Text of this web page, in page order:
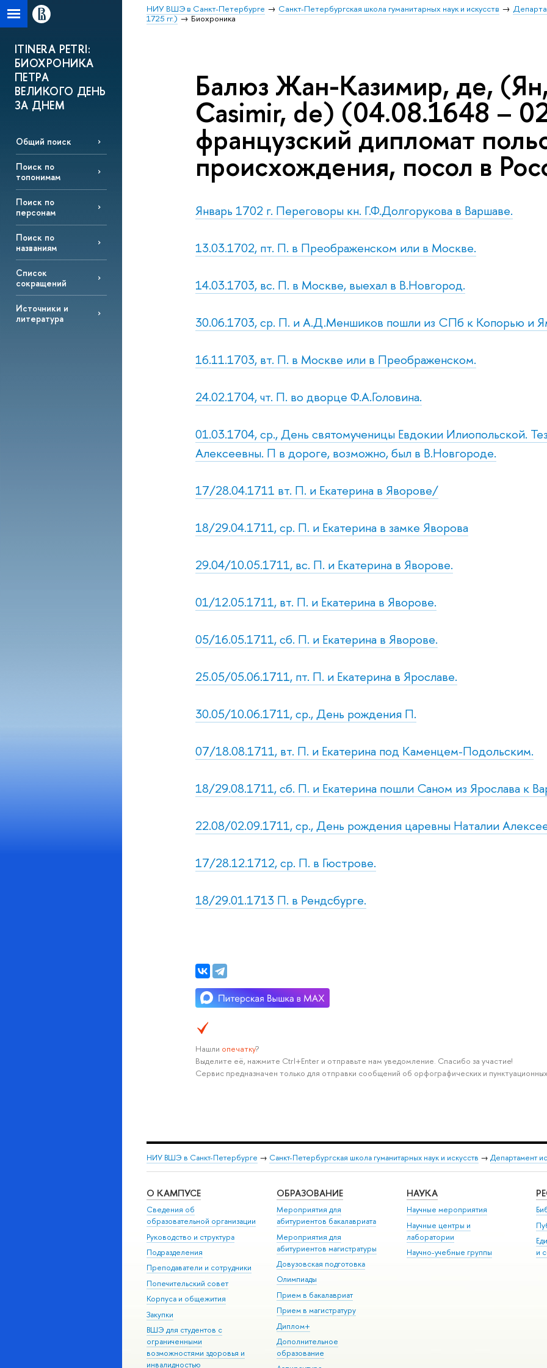
НИУ ВШЭ в Санкт-Петербурге Санкт-Петербургская школа гуманитарных наук и искусств
1725 гг.)
Биохроника
ITINERA PETRI:
БИОХРОНИКА
ПЕТРА
ВЕЛИКОГО ДЕНЬ
ЗА ДНЕМ
Общий поиск
Поиск по
топонимам
Поиск по
персонам
Поиск по
названиям
Список
сокращений
Источники и
литература
Балюз Жан-Казимир, де,
Casimir, de) (04.08.1648 –
французский дипломат
происхождения, посол в
Январь 1702 г. Переговоры кн. Г.Ф.Долгорукова в Варшаве.
13.03.1702, пт. П. в Преображенском или в Москве.
14.03.1703, вс. П. в Москве, выехал в В.Новгород.
30.06.1703, ср. П. и А.Д.Меншиков пошли из СПб к Копорью и
16.11.1703, вт. П. в Москве или в Преображенском.
24.02.1704, чт. П. во дворце Ф.А.Головина.
01.03.1704, ср., День святомученицы Евдокии Илиопольской.
Алексеевны. П в дороге, возможно, был в В.Новгороде.
17/28.04.1711 вт. П. и Екатерина в Яворове/
18/29.04.1711, ср. П. и Екатерина в замке Яворова
29.04/10.05.1711, вс. П. и Екатерина в Яворове.
01/12.05.1711, вт. П. и Екатерина в Яворове.
05/16.05.1711, сб. П. и Екатерина в Яворове.
25.05/05.06.1711, пт. П. и Екатерина в Ярославе.
30.05/10.06.1711, ср., День рождения П.
07/18.08.1711, вт. П. и Екатерина под Каменцем-Подольским.
18/29.08.1711, сб. П. и Екатерина пошли Саном из Ярослава к
22.08/02.09.1711, ср., День рождения царевны Наталии
17/28.12.1712, ср. П. в Гюстрове.
18/29.01.1713 П. в Рендсбурге.
Нашли опечатку?
Выделите её, нажмите Ctrl+Enter и отправьте нам уведомление. Спасибо за участие!
Сервис предназначен только для отправки сообщений об орфографических и
НИУ ВШЭ в Санкт-Петербурге → Санкт-Петербургская школа гуманитарных наук и искусств → Департамент
О КАМПУСЕ
Сведения об
образовательной организации
Руководство и структура
Подразделения
Преподаватели и сотрудники
Попечительский совет
Корпуса и общежития
Закупки
ВШЭ для студентов с
ограниченными
возможностями здоровья и
инвалидностью
ОБРАЗОВАНИЕ
Мероприятия для
абитуриентов бакалавриата
Мероприятия для
абитуриентов магистратуры
Довузовская подготовка
Олимпиады
Прием в бакалавриат
Прием в магистратуру
Диплом+
Дополнительное
образование
НАУКА
Научные мероприятия
Научные центры и
лаборатории
Научно-учебные группы
и